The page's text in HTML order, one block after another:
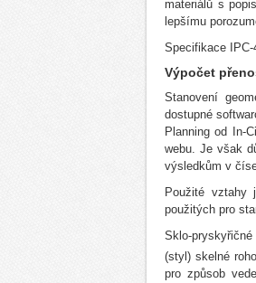
materiálů s
lepšímu
Specifikace
Výpočet
Stanovení
dostupné
Planning od In-
webu. Je však
výsledkům v
Použité vztahy
použitých pro
Sklo-
(styl) skelné
pro způsob